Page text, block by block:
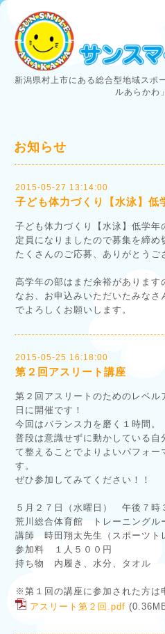
新潟県村上市にある総合型地域スポ
ルあらかわ
お知らせ
2015-05-27 13:14:00
子ども体力づくり【水泳】低
子ども体力づくり【水泳】低学年
定員になりましたので募集を締め
たくさんのご応募、ありがとうご
高学年の部はまだ余裕があります
なお、お申込みいただいたみな
でよろしくお願いします。
2015-05-25 16:18:00
第２回アスリート講座
第２回アスリートのためのレベ
日に開催です！
今回はバランス力を磨く１時間。
普段は意識せずに動かしている自
て整えることでよりよいパフォー
す。
ぜひ参加してみてください！！
５月２７日（水曜日） 午後７時
荒川総合体育館 トレーニングル
講師 時田翔太先生（スポーツト
参加料 １人５００円
持ち物 内履き、水分、タオル
※第１回の講座に参加された方は
アスリート第２回.pdf